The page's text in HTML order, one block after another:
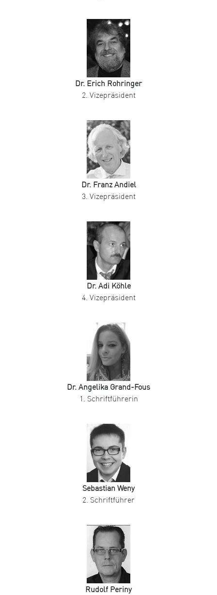
Dr. Erich Rohringer
2. Vizepräsident
Dr. Franz Andiel
3. Vizepräsident
Dr. Adi Köhle
4. Vizepräsident
Dr. Angelika Grand-Fous
1. Schriftführerin
Sebastian Weny
2. Schriftführer
Rudolf Periny